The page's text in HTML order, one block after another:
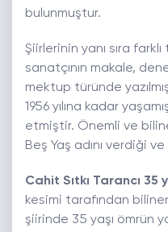
bulunmuştur.
Şiirlerinin yanı sıra
sanatçının makale,
mektup türünde
1956 yılına kadar
etmiştir. Önemli ve
Beş Yaş adını verdiği
Cahit Sıtkı Tarancı 35
kesimi tarafından
şiirinde 35 yaşı ömrün